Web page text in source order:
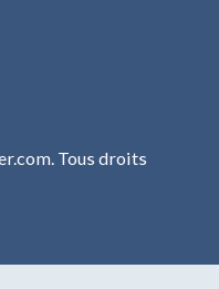
Tous droits